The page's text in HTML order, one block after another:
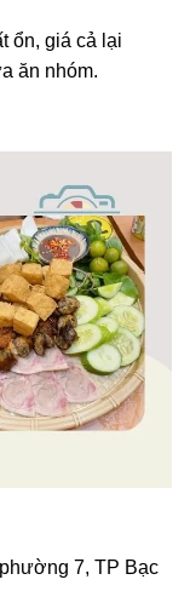
ổn, giá cả lại
ăn nhóm.
7, TP Bạc